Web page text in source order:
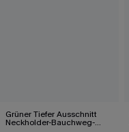
Grüner Tiefer Ausschnitt
Neckholder-Bauchweg-